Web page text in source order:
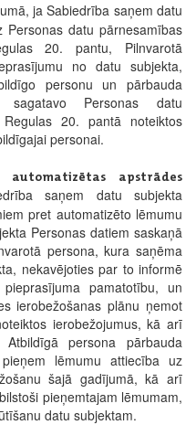
ja Sabiedrība saņem datu
Personas datu pārnesamības
20. pantu, Pilnvarotā
no datu subjekta,
personu un pārbauda
sagatavo Personas datu
20. pantā noteiktos
personai.
apstrādes
saņem datu subjekta
pret automatizēto lēmumu
Personas datiem saskaņā
persona, kura saņēma
nekavējoties par to informē
pamatotību, un
ierobežošanas plānu ņemot
ierobežojumus, kā arī
persona pārbauda
lēmumu attiecība uz
šajā gadījumā, kā arī
pieņemtajam lēmumam,
datu subjektam.